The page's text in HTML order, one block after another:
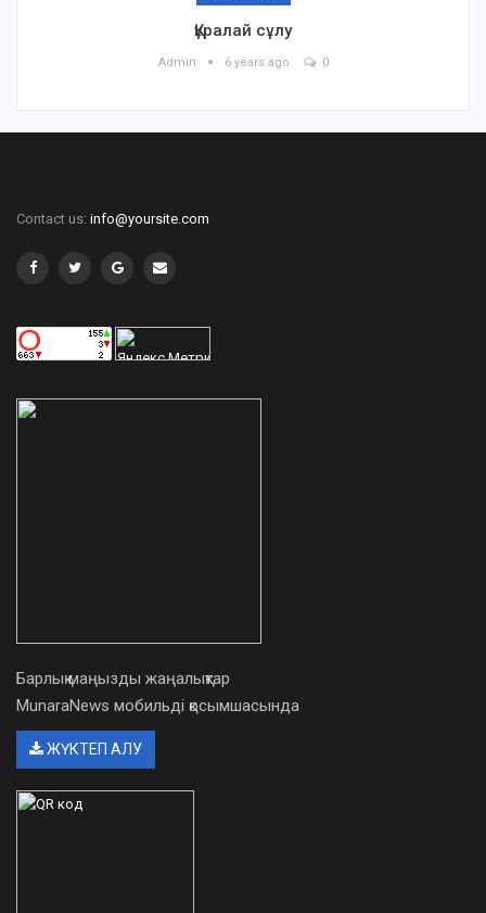
Құралай сұлу
Admin 6 years ago 0
Contact us: info@yoursite.com
Барлық маңызды жаңалықтар
MunaraNews мобильді қосымшасында
ЖҮКТЕП АЛУ